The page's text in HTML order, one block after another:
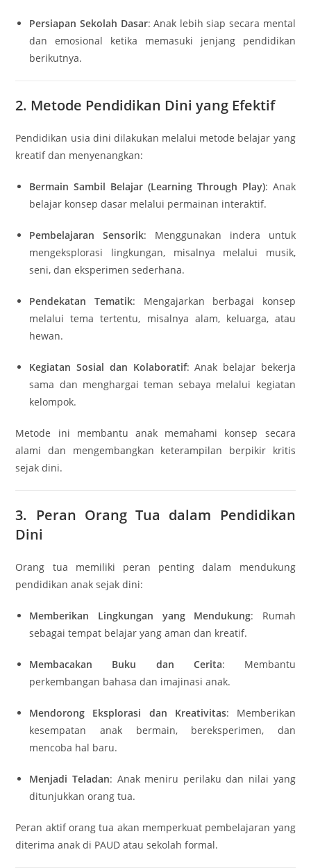
Persiapan Sekolah Dasar: Anak lebih siap secara mental
dan emosional ketika memasuki jenjang pendidikan
berikutnya.
2. Metode Pendidikan Dini yang Efektif
Pendidikan usia dini dilakukan melalui metode belajar yang
kreatif dan menyenangkan:
Bermain Sambil Belajar (Learning Through Play): Anak
belajar konsep dasar melalui permainan interaktif.
Pembelajaran Sensorik: Menggunakan indera untuk
mengeksplorasi lingkungan, misalnya melalui musik,
seni, dan eksperimen sederhana.
Pendekatan Tematik: Mengajarkan berbagai konsep
melalui tema tertentu, misalnya alam, keluarga, atau
hewan.
Kegiatan Sosial dan Kolaboratif: Anak belajar bekerja
sama dan menghargai teman sebaya melalui kegiatan
kelompok.
Metode ini membantu anak memahami konsep secara
alami dan mengembangkan keterampilan berpikir kritis
sejak dini.
3. Peran Orang Tua dalam Pendidikan
Dini
Orang tua memiliki peran penting dalam mendukung
pendidikan anak sejak dini:
Memberikan Lingkungan yang Mendukung: Rumah
sebagai tempat belajar yang aman dan kreatif.
Membacakan Buku dan Cerita: Membantu
perkembangan bahasa dan imajinasi anak.
Mendorong Eksplorasi dan Kreativitas: Memberikan
kesempatan anak bermain, bereksperimen, dan
mencoba hal baru.
Menjadi Teladan: Anak meniru perilaku dan nilai yang
ditunjukkan orang tua.
Peran aktif orang tua akan memperkuat pembelajaran yang
diterima anak di PAUD atau sekolah formal.